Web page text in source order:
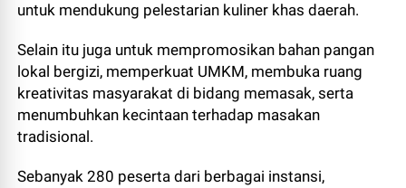
untuk mendukung pelestarian kuliner khas daerah.
Selain itu juga untuk mempromosikan bahan pangan
lokal bergizi, memperkuat UMKM, membuka ruang
kreativitas masyarakat di bidang memasak, serta
menumbuhkan kecintaan terhadap masakan
tradisional.
Sebanyak 280 peserta dari berbagai instansi,